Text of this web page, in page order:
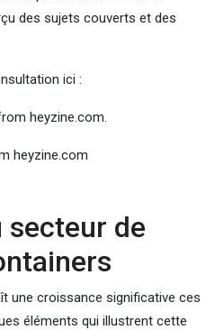
des sujets couverts et des
ici :
heyzine.com.
heyzine.com
secteur de
une croissance significative ces
éléments qui illustrent cette